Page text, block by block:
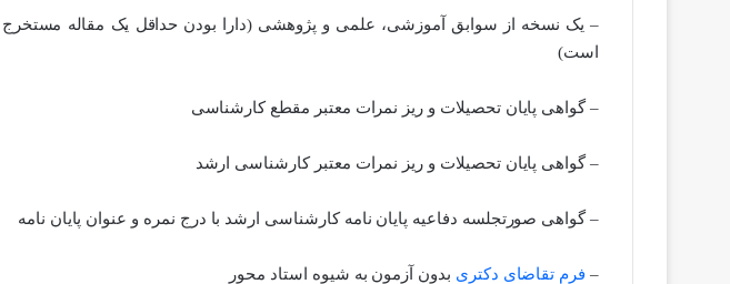
– یک نسخه از سوابق آموزشی، علمی و پژوهشی (دارا بودن حداقل یک مقاله مستخرج یا
است)
– گواهی پایان تحصیلات و ریز نمرات معتبر مقطع کارشناسی
– گواهی پایان تحصیلات و ریز نمرات معتبر کارشناسی ارشد
– گواهی صورتجلسه دفاعیه پایان نامه کارشناسی ارشد با درج نمره و عنوان پایان نامه
– فرم تقاضای دکتری بدون آزمون به شیوه استاد محور